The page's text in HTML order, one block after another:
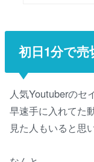
初日1分で
人気Youtuberのセ
早速手に入れてた
見た人もいると思